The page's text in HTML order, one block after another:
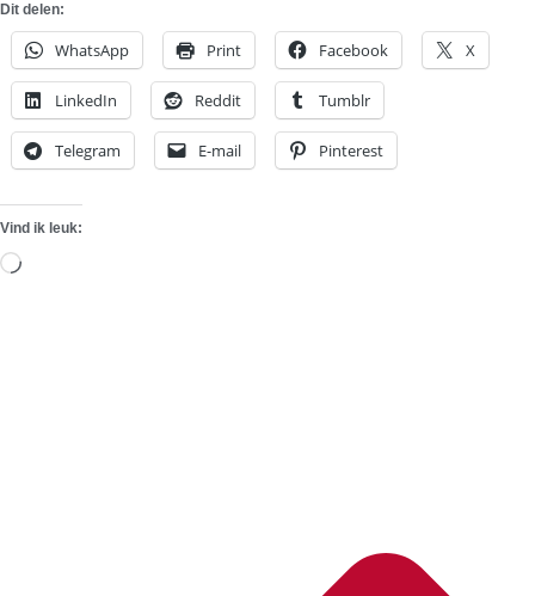
Dit delen:
WhatsApp Print Facebook X
LinkedIn Reddit Tumblr
Telegram E-mail Pinterest
Vind ik leuk:
Aan